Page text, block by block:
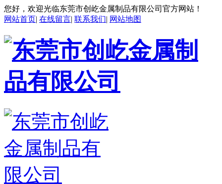
您好，欢迎光临东莞市创屹金属制品有限公司官方网站！
网站首页| 在线留言| 联系我们| 网站地图